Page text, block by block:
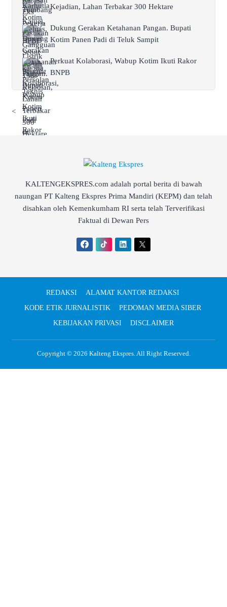
Kejadian, Lahan Terbakar 300 Hektare
Dukung Gerakan Ketahanan Pangan. Bupati
Kotim Panen Padi di Teluk Sampit
Perkuat Kolaborasi, Wabup Kotim Ikuti Rakor
BNPB
<
KALTENGEKSPRES.com adalah portal berita di bawah
naungan PT Kalteng Ekspres Prima Mandiri (KEPM) dan telah
disahkan oleh Kemenkumham RI serta telah Terverifikasi
Faktual di Dewan Pers
REDAKSI
ALAMAT KANTOR REDAKSI
KODE ETIK JURNALISTIK
PEDOMAN MEDIA SIBER
KEBIJAKAN PRIVASI
DISCLAIMER
Copyright © 2026 Kalteng Ekspres. All Right Reserved.